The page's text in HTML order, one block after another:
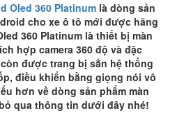
Oled 360 Platinum là dòng sản
cho xe ô tô mới được hãng
360 Platinum là thiết bị màn
hợp camera 360 độ và đặc
được trang bị sẳn hệ thống
điều khiển bằng giọng nói vô
hơn về dòng sản phẩm màn
qua thông tin dưới đây nhé!